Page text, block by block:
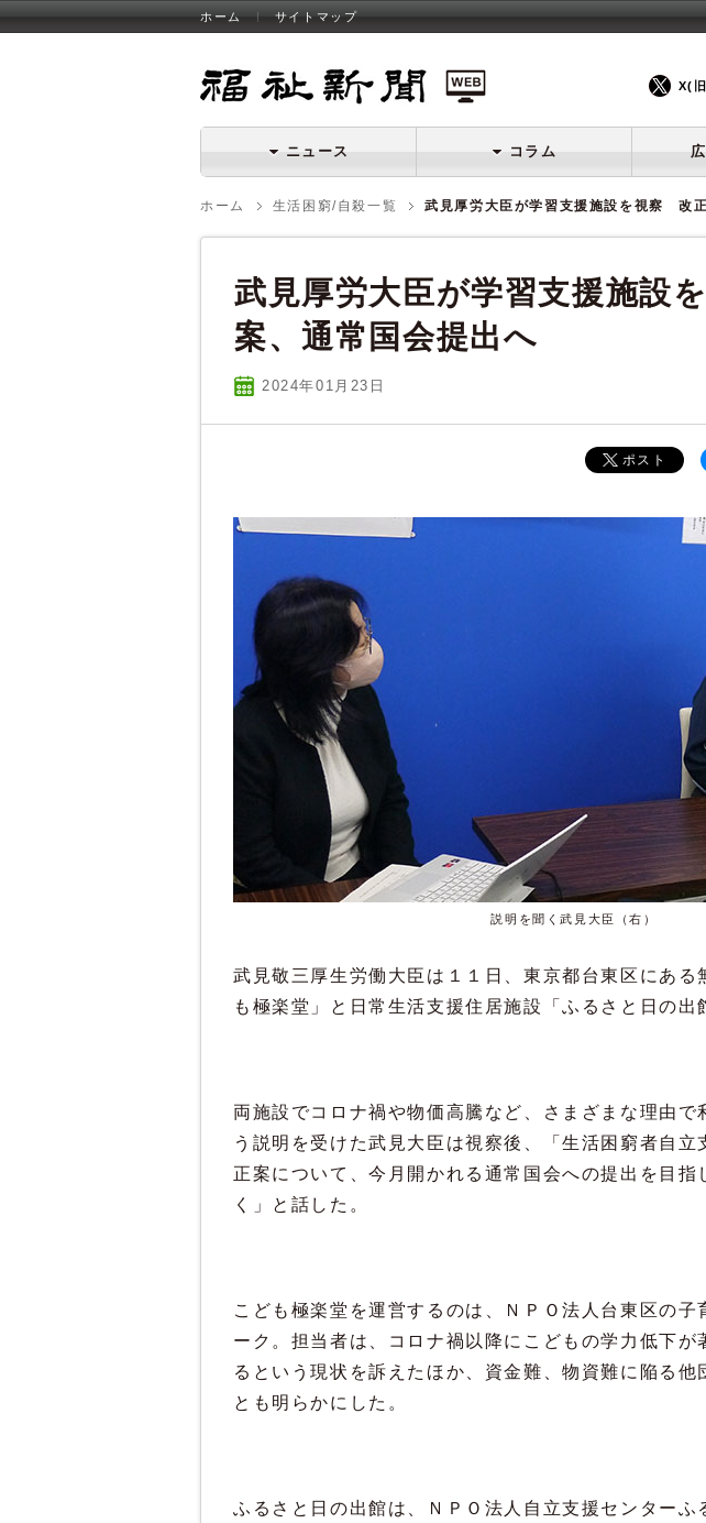
ホーム サイトマップ
X(
ニュース コラム
ホーム 生活困窮/自殺一覧 武見厚労大臣が学習支援施設を視察 改
武見厚労大臣が学習支援施設
案、通常国会提出へ
2024年01 月 23 日
ポスト
説明を聞く武見大臣（右）
武見敬三厚生労働大臣は１１日、東京都台東区にある
も極楽堂」と日常生活支援住居施設「ふるさと日の出
両施設でコロナ禍や物価高騰など、さまざまな理由で
う説明を受けた武見大臣は視察後、「生活困窮者自立
正案について、今月開かれる通常国会への提出を目指
く」と話した。
こども極楽堂を運営するのは、ＮＰＯ法人台東区の子
ーク。担当者は、コロナ禍以降にこどもの学力低下が
るという現状を訴えたほか、資金難、物資難に陥る他
とも明らかにした。
ふるさと日の出館は、ＮＰＯ法人自立支援センターふ